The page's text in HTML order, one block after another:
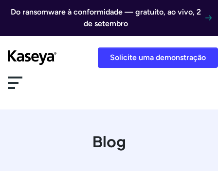
Do ransomware à conformidade — gratuito, ao vivo, 2
de setembro
Solicite uma demonstração
Blog